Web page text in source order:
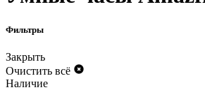
Фильтры
Закрыть
Очистить всё
Наличие